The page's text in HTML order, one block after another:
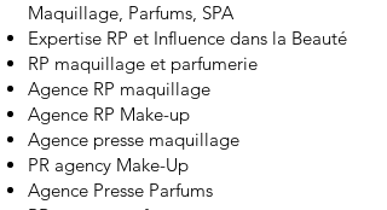
Maquillage, Parfums, SPA
Expertise RP et Influence dans la Beauté
RP maquillage et parfumerie
Agence RP maquillage
Agence RP Make-up
Agence presse maquillage
PR agency Make-Up
Agence Presse Parfums